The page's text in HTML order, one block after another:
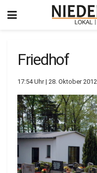
Friedhof
17:54 Uhr | 28. Oktober 2012